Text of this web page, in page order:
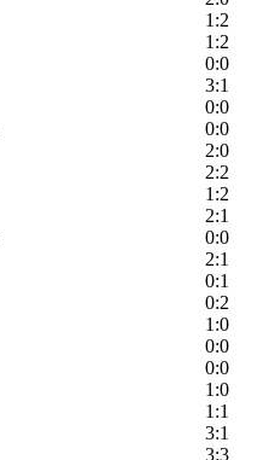
1:2
1:2
0:0
3:1
0:0
0:0
2:0
2:2
1:2
2:1
0:0
2:1
0:1
0:2
1:0
0:0
0:0
1:0
1:1
3:1
3:3